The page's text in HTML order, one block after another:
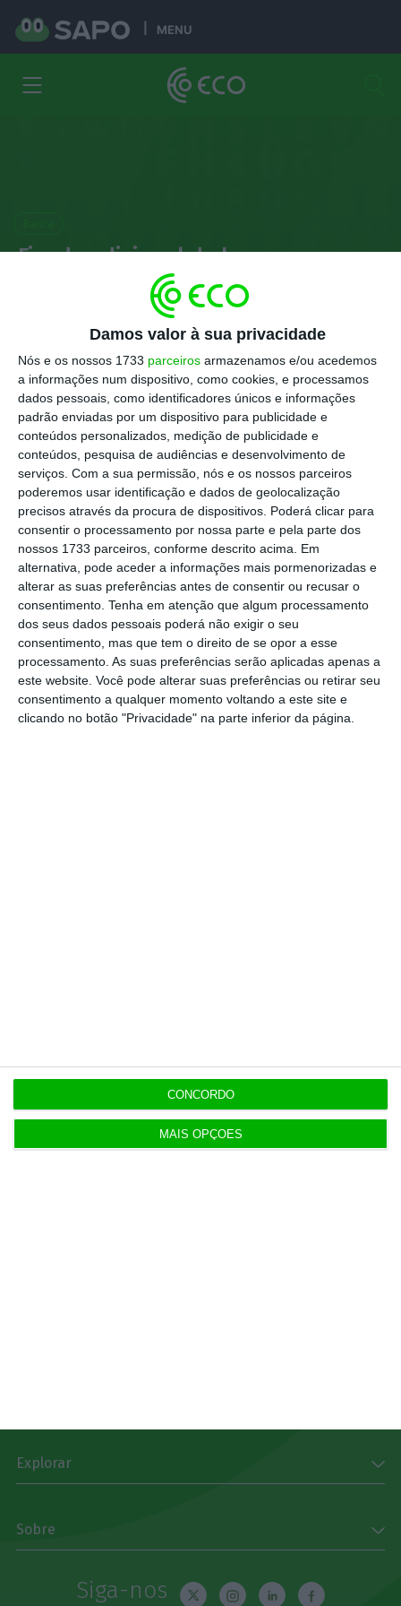
Damos valor à sua privacidade
Nós e os nossos 1733 parceiros armazenamos e/ou acedemos
a informações num dispositivo, como cookies, e processamos
dados pessoais, como identificadores únicos e informações
padrão enviadas por um dispositivo para publicidade e
conteúdos personalizados, medição de publicidade e
conteúdos, pesquisa de audiências e desenvolvimento de
serviços. Com a sua permissão, nós e os nossos parceiros
poderemos usar identificação e dados de geolocalização
precisos através da procura de dispositivos. Poderá clicar para
consentir o processamento por nossa parte e pela parte dos
nossos 1733 parceiros, conforme descrito acima. Em
alternativa, pode aceder a informações mais pormenorizadas e
alterar as suas preferências antes de consentir ou recusar o
consentimento. Tenha em atenção que algum processamento
dos seus dados pessoais poderá não exigir o seu
consentimento, mas que tem o direito de se opor a esse
processamento. As suas preferências serão aplicadas apenas a
este website. Você pode alterar suas preferências ou retirar seu
consentimento a qualquer momento voltando a este site e
clicando no botão "Privacidade" na parte inferior da página.
MAIS OPÇÕES
CONCORDO
MENU
Fim do adicional da banca:
Porquê? Qual o impacto para o
Alberto Teixeira eSalomé Pinto
21 Junho 2025
O que é o adicional da
banca?
1 de 6
adicional da banca
foi introduzido em 2020 pelo
Governo de António Costa com o objetivo de
financiar o Fundo de Estabilização Financeira da
Segurança Social(FEFSS), em resposta à crise
provocada pela pandemia da covid-19.
Na altura da crise pandémica, os cofres da
Newsletters
Explorar
Sobre
Siga-nos